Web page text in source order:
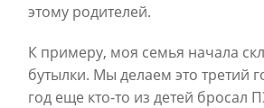
этому родителей.
К примеру, моя семья начала
бутылки. Мы делаем это третий
год еще кто-то из детей бросал